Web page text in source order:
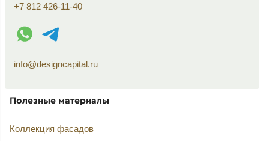
+7 812 426-11-40
WhatsApp контакт
Telegram контакт
info@designcapital.ru
Полезные материалы
Коллекция фасадов